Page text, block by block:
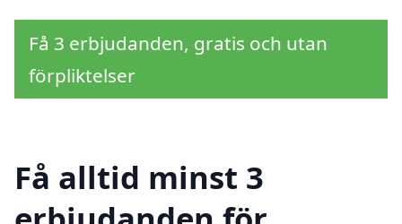
Få 3 erbjudanden, gratis och utan
förpliktelser
Få alltid minst 3